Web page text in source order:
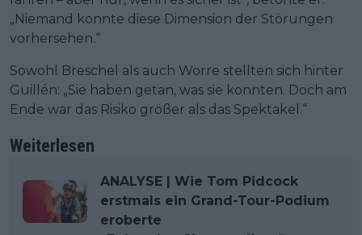
„Niemand konnte diese Dimension der Störungen
vorhersehen.“
Sowohl Breschel als auch Worre stellten sich hinter
Guillén: „Sie haben getan, was sie konnten. Doch am
Ende war das Risiko größer als das Spektakel.“
Weiterlesen
ANALYSE | Wie Tom Pidcock
erstmals ein Grand-Tour-Podium
eroberte